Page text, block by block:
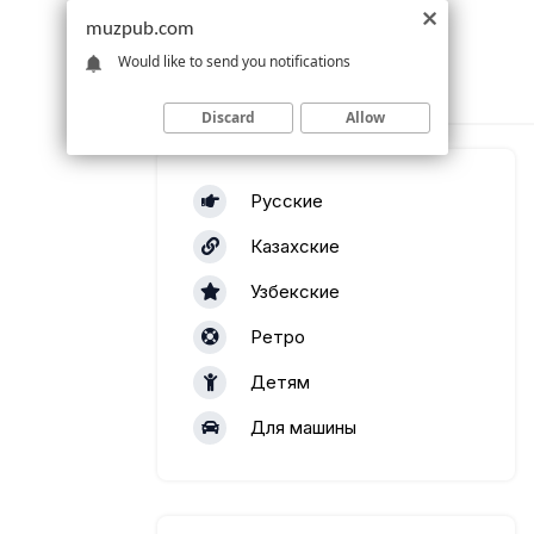
Русские
Казахские
Узбекские
Ретро
Детям
Для машины
muzpub.com
Would like to send you notifications
Discard Allow